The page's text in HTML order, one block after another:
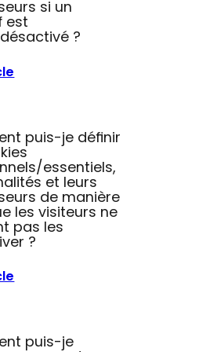
?
de
refus
si un
est
?
les
fournisseurs
si
un
objectif
est
activé/désactivé
puis-je définir
essentiels,
et leurs
de manière
les visiteurs ne
pas les
?
je puis-je